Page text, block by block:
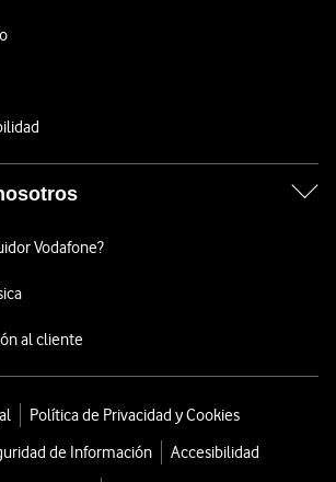
Vodafone?
al cliente
Política de Privacidad y Cookies
de Información
Accesibilidad